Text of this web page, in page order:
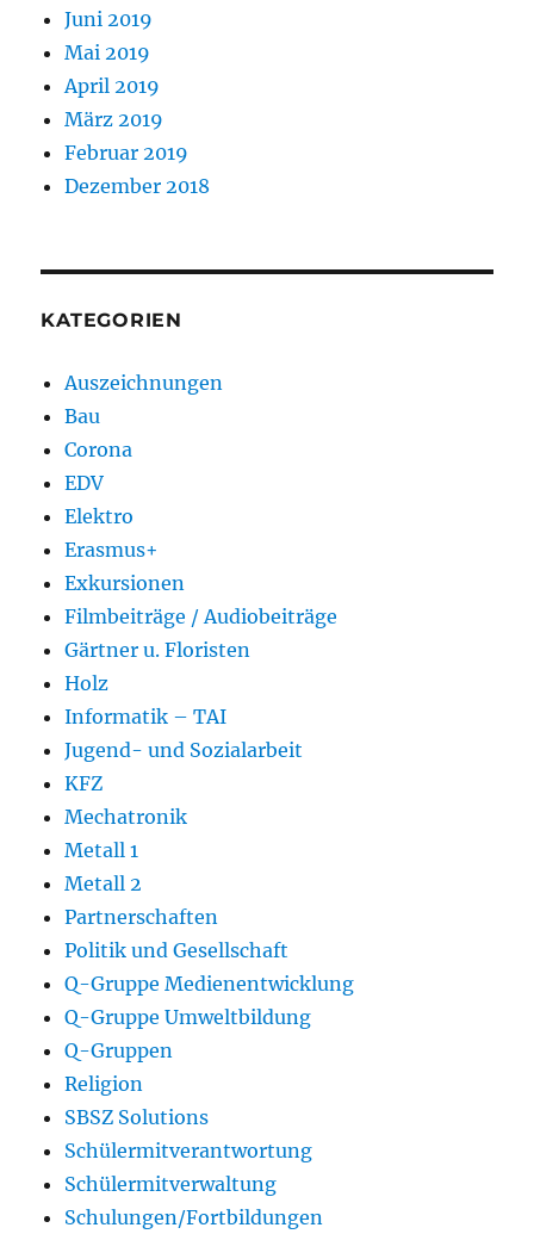
Juni 2019
Mai 2019
April 2019
März 2019
Februar 2019
Dezember 2018
KATEGORIEN
Auszeichnungen
Bau
Corona
EDV
Elektro
Erasmus+
Exkursionen
Filmbeiträge / Audiobeiträge
Gärtner u. Floristen
Holz
Informatik – TAI
Jugend- und Sozialarbeit
KFZ
Mechatronik
Metall 1
Metall 2
Partnerschaften
Politik und Gesellschaft
Q-Gruppe Medienentwicklung
Q-Gruppe Umweltbildung
Q-Gruppen
Religion
SBSZ Solutions
Schülermitverantwortung
Schülermitverwaltung
Schulungen/Fortbildungen